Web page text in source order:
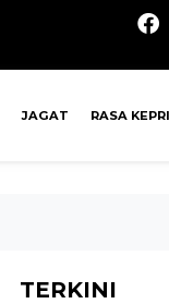
JAGAT RASA KEPRI
TERKINI